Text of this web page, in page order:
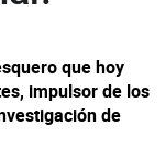
que hoy
impulsor de los
de